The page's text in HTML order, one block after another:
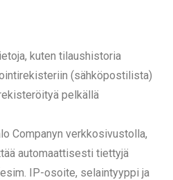
kuten tilaushistoria
(sähköpostilista)
pelkällä
Companyn verkkosivustolla,
automaattisesti tiettyjä
IP-osoite, selaintyyppi ja